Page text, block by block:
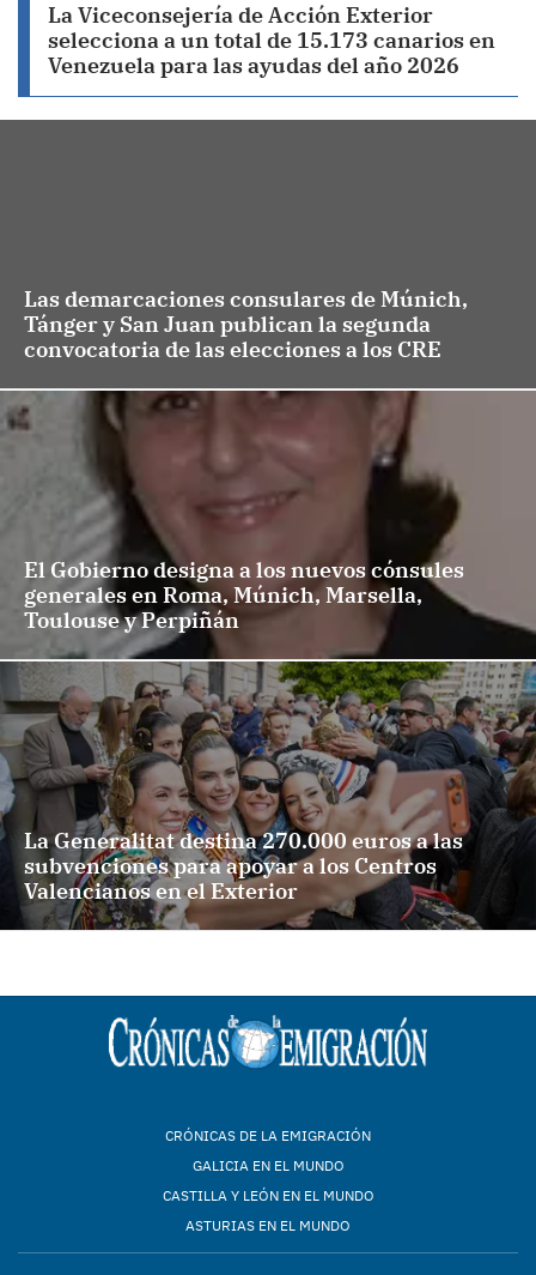
La Viceconsejería de Acción Exterior
selecciona a un total de 15.173 canarios en
Venezuela para las ayudas del año 2026
Las demarcaciones consulares de Múnich,
Tánger y San Juan publican la segunda
convocatoria de las elecciones a los CRE
El Gobierno designa a los nuevos cónsules
generales en Roma, Múnich, Marsella,
Toulouse y Perpiñán
La Generalitat destina 270.000 euros a las
subvenciones para apoyar a los Centros
Valencianos en el Exterior
CRÓNICAS DE LA EMIGRACIÓN
GALICIA EN EL MUNDO
CASTILLA Y LEÓN EN EL MUNDO
ASTURIAS EN EL MUNDO